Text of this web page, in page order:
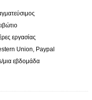
εργασίας
Union, Paypal
μια εβδομάδα